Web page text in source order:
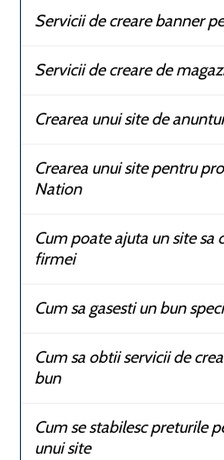
Servicii de creare banner
Servicii de creare de
Crearea unui site de
Crearea unui site pentru
Nation
Cum poate ajuta un site sa
firmei
Cum sa gasesti un bun
Cum sa obtii servicii de
bun
Cum se stabilesc preturile
unui site